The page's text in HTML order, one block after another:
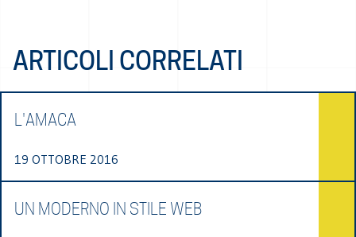
ARTICOLI CORRELATI
L'AMACA
19 OTTOBRE 2016
UN MODERNO IN STILE WEB